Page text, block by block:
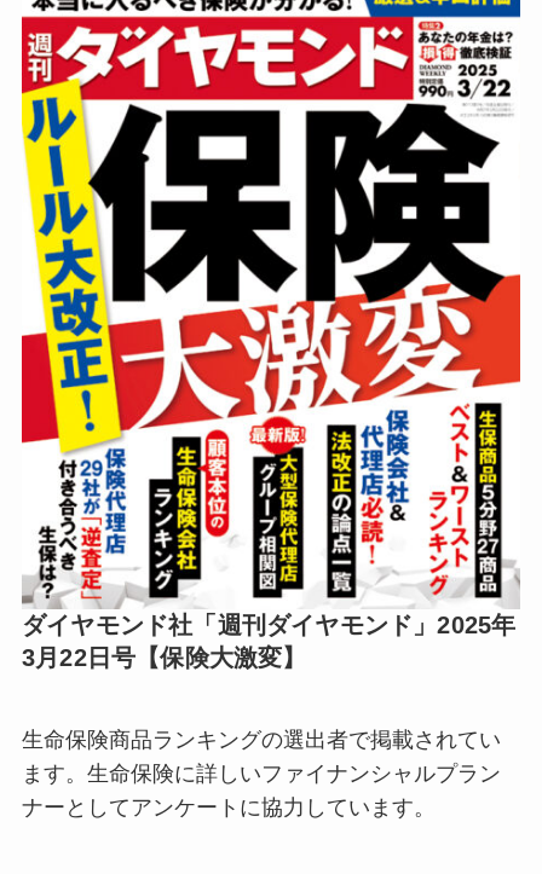
ダイヤモンド社「週刊ダイヤモンド」2025年
3月22日号【保険大激変】
生命保険商品ランキングの選出者で掲載されてい
ます。生命保険に詳しいファイナンシャルプラン
ナーとしてアンケートに協力しています。